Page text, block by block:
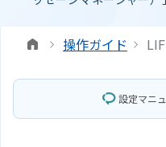
操作ガイド
設定マニ